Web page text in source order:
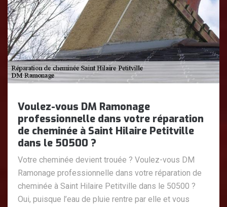
Voulez-vous DM Ramonage
professionnelle dans votre réparation
de cheminée à Saint Hilaire Petitville
dans le 50500 ?
Votre cheminée devient trouée ? Voulez-vous DM
Ramonage professionnelle dans votre réparation de
cheminée à Saint Hilaire Petitville dans le 50500 ?
Oui, puisque l’eau de pluie rentre par elle et vous